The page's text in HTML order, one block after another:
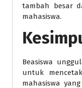
tambah besar
mahasiswa.
Beasiswa
untuk
mahasiswa